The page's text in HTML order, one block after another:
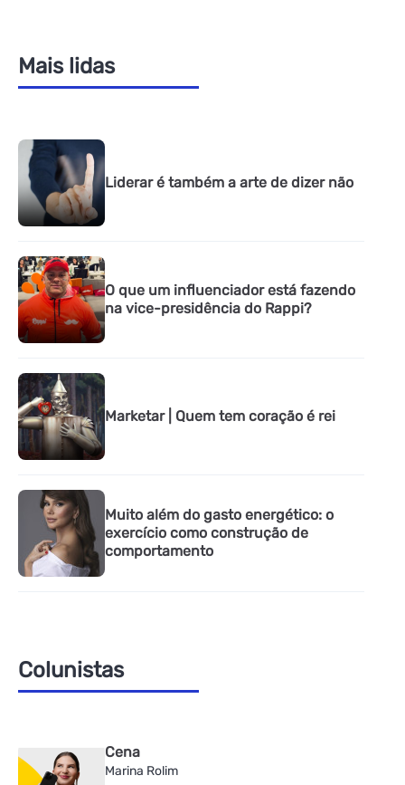
Mais lidas
Liderar é também a arte de dizer não
O que um influenciador está fazendo
na vice-presidência do Rappi?
Marketar | Quem tem coração é rei
Muito além do gasto energético: o
exercício como construção de
comportamento
Colunistas
Cena
Marina Rolim